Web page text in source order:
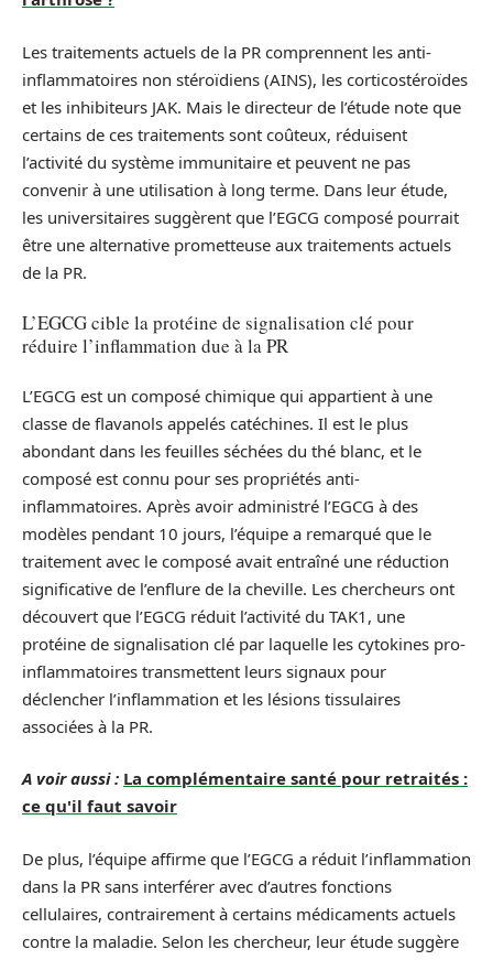
Les traitements actuels de la PR comprennent les anti-
inflammatoires non stéroïdiens (AINS), les corticostéroïdes
et les inhibiteurs JAK. Mais le directeur de l’étude note que
certains de ces traitements sont coûteux, réduisent
l’activité du système immunitaire et peuvent ne pas
convenir à une utilisation à long terme. Dans leur étude,
les universitaires suggèrent que l’EGCG composé pourrait
être une alternative prometteuse aux traitements actuels
de la PR.
L’EGCG cible la protéine de signalisation clé pour
réduire l’inflammation due à la PR
L’EGCG est un composé chimique qui appartient à une
classe de flavanols appelés catéchines. Il est le plus
abondant dans les feuilles séchées du thé blanc, et le
composé est connu pour ses propriétés anti-
inflammatoires. Après avoir administré l’EGCG à des
modèles pendant 10 jours, l’équipe a remarqué que le
traitement avec le composé avait entraîné une réduction
significative de l’enflure de la cheville. Les chercheurs ont
découvert que l’EGCG réduit l’activité du TAK1, une
protéine de signalisation clé par laquelle les cytokines pro-
inflammatoires transmettent leurs signaux pour
déclencher l’inflammation et les lésions tissulaires
associées à la PR.
A voir aussi : La complémentaire santé pour retraités :
ce qu'il faut savoir
De plus, l’équipe affirme que l’EGCG a réduit l’inflammation
dans la PR sans interférer avec d’autres fonctions
cellulaires, contrairement à certains médicaments actuels
contre la maladie. Selon les chercheur, leur étude suggère